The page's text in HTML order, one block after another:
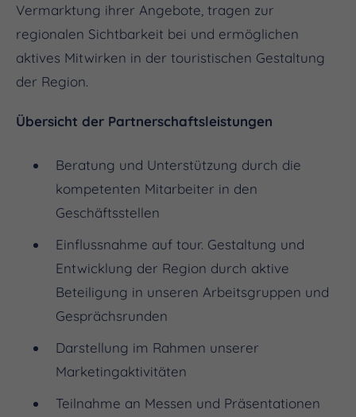
Vermarktung ihrer Angebote, tragen zur
regionalen Sichtbarkeit bei und ermöglichen
aktives Mitwirken in der touristischen Gestaltung
der Region​.
Übersicht der Partnerschaftsleistungen
Beratung und Unterstützung durch die
kompetenten Mitarbeiter in den
Geschäftsstellen
Einflussnahme auf tour. Gestaltung und
Entwicklung der Region durch aktive
Beteiligung in unseren Arbeitsgruppen und
Gesprächsrunden
Darstellung im Rahmen unserer
Marketingaktivitäten
Teilnahme an Messen und Präsentationen